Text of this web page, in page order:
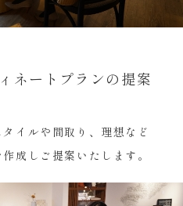
ネートプランの提案
イルや間取り、理想など
成しご提案いたします。